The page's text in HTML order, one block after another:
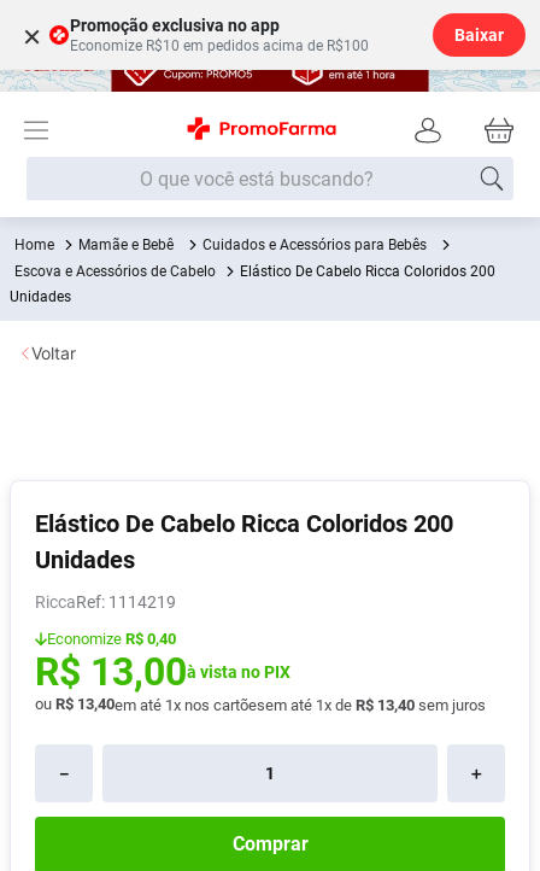
× Promoção exclusiva no app
Economize R$10 em pedidos acima de R$100
Baixar
O que você está buscando?
Mamãe e Bebê
Cuidados e Acessórios para Bebês
Escova e Acessórios de Cabelo
Elástico De Cabelo Ricca Coloridos 200
Unidades
Elástico De Cabelo Ricca Coloridos 200
Unidades
Ricca : 1114219
Economize R$ 0,40
R$ 13,00à vista no PIX
ou R$ 13,40em até 1x nos cartõesem até 1x de R$ 13,40 sem juros
＋
－
Comprar
Voltar
Termos mais buscados
7º Desodorante
8º Absorvente
9º Lavitan
10º Vitamina D